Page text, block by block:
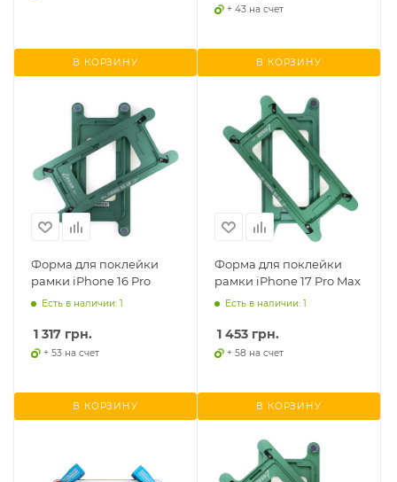
В КОРЗИНУ
+ 43 на счет
В КОРЗИНУ
Форма для поклейки
рамки iPhone 16 Pro
Есть в наличии: 1
1 317 грн.
+ 53 на счет
В КОРЗИНУ
Форма для поклейки
рамки iPhone 17 Pro Max
Есть в наличии: 1
1 453 грн.
+ 58 на счет
В КОРЗИНУ